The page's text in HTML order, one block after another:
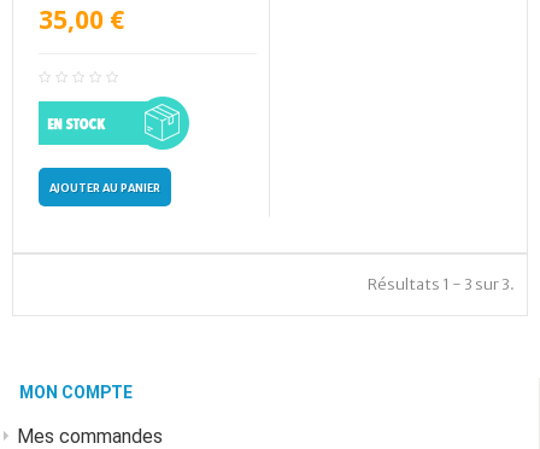
35,00 €
AJOUTER AU PANIER
Résultats 1 - 3 sur 3.
MON COMPTE
Mes commandes